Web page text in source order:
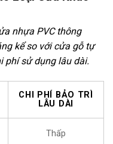
nhựa PVC thông
kể so với cửa gỗ tự
phí sử dụng lâu dài.
CHI PHÍ BẢO TRÌ
LÂU DÀI
Thấp